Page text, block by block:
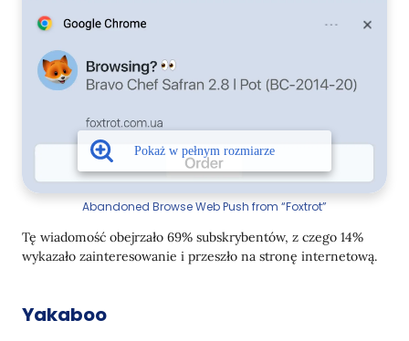
Abandoned Browse Web Push from “Foxtrot”
Tę wiadomość obejrzało 69% subskrybentów, z czego 14%
wykazało zainteresowanie i przeszło na stronę internetową.
Yakaboo